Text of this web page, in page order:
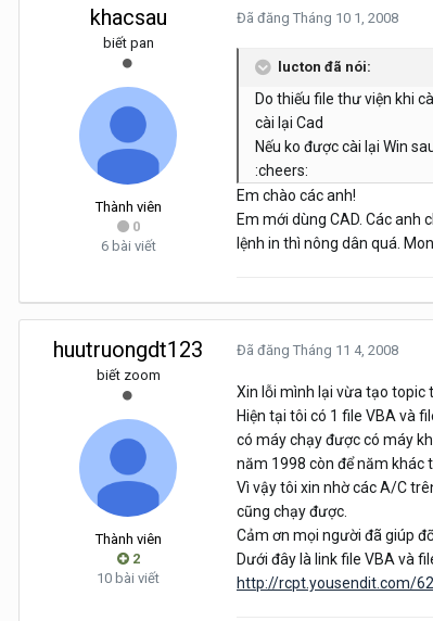
khacsau
biết pan
Thành viên
0
6 bài viết
Đã đăng Tháng 10 1, 2008
lucton đã nói:
Do thiếu file thư viện khi
cài lại Cad
Nếu ko được cài lại Win
:cheers:
Em chào các anh!
Em mới dùng CAD. Các
lệnh in thì nông dân quá.
huutruongdt123
biết zoom
Thành viên
2
10 bài viết
Đã đăng Tháng 11 4, 2008
Xin lỗi mình lại vừa tạo topic
Hiện tại tôi có 1 file VBA và
có máy chạy được có máy
năm 1998 còn để năm khác
Vì vậy tôi xin nhờ các A/C
cũng chạy được.
Cảm ơn mọi người đã giúp
Dưới đây là link file VBA và
http://rcpt.yousendit.com/